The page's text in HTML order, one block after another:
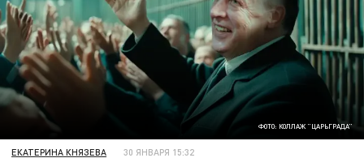
ФОТО: КОЛЛАЖ "ЦАРЬГРАДА"
ЕКАТЕРИНА КНЯЗЕВА 30 ЯНВАРЯ 15:32